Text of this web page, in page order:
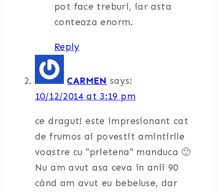
pot face treburi, iar asta
conteaza enorm.
Reply
CARMEN says:
10/12/2014 at 3:19 pm
ce dragut! este impresionant cat
de frumos ai povestit amintirile
voastre cu "prietena" manduca 🙂
Nu am avut asa ceva în anii 90
când am avut eu bebeluse, dar